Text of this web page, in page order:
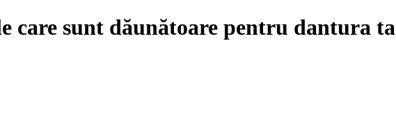
care sunt dăunătoare pentru dantura ta